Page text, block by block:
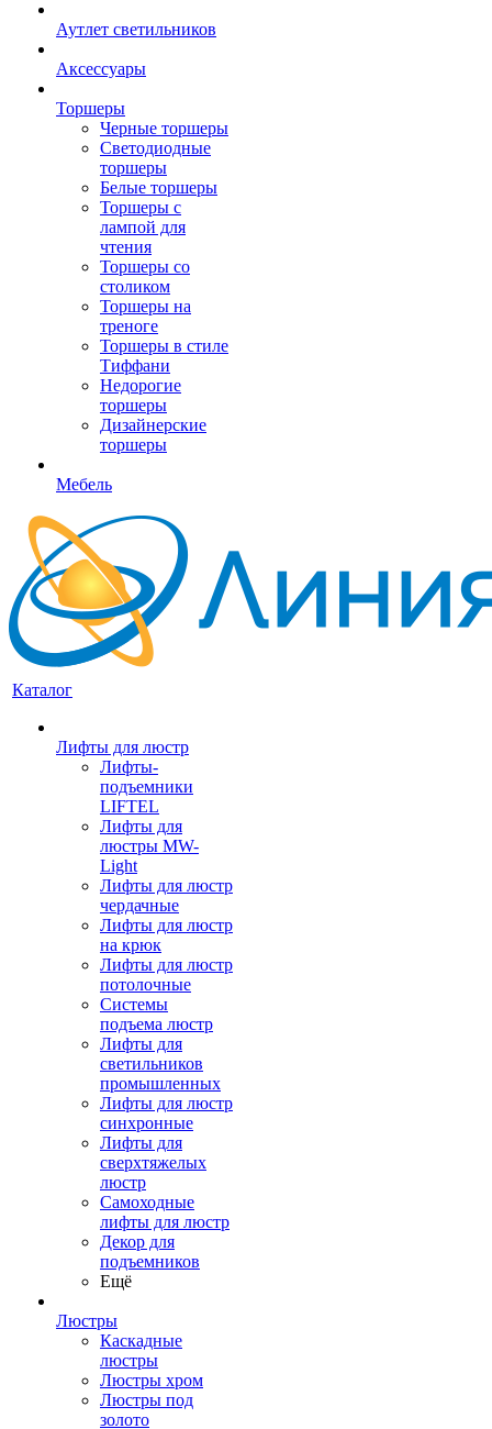
Аутлет светильников
Аксессуары
Торшеры
Черные торшеры
Светодиодные
торшеры
Белые торшеры
Торшеры с
лампой для
чтения
Торшеры со
столиком
Торшеры на
треноге
Торшеры в стиле
Тиффани
Недорогие
торшеры
Дизайнерские
торшеры
Мебель
Каталог
Лифты для люстр
Лифты-
подъемники
LIFTEL
Лифты для
люстры MW-
Light
Лифты для люстр
чердачные
Лифты для люстр
на крюк
Лифты для люстр
потолочные
Системы
подъема люстр
Лифты для
светильников
промышленных
Лифты для люстр
синхронные
Лифты для
сверхтяжелых
люстр
Самоходные
лифты для люстр
Декор для
подъемников
Ещё
Люстры
Каскадные
люстры
Люстры хром
Люстры под
золото